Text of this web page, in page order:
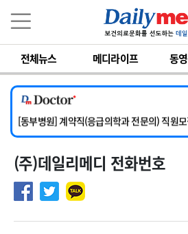
전체뉴스 메디라이프 동
[서울아산병원] 2026년 하반기 인턴 모집
[영남대학교의료원] 마취통증의학과 임기제
[충남대학교병원] 소아청소년과(소아응급전
[동부병원] 계약직(응급의학과 전문의) 직원
[이대목동병원] 하반기 전공의(레지던트1년
[서울아산병원] 2026년 하반기 인턴 모집
[영남대학교의료원] 마취통증의학과 임기제 임
(주)데일리메디 전화번호